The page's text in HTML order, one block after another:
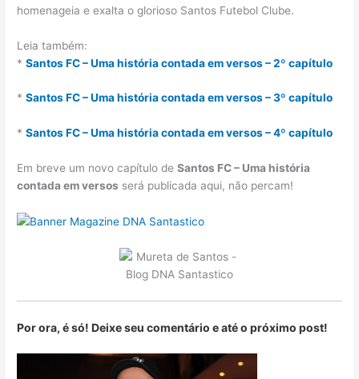
homenageia e exalta o glorioso Santos Futebol Clube.
Leia também:
*Santos FC – Uma história contada em versos – 2º capítulo
*Santos FC – Uma história contada em versos – 3º capítulo
*Santos FC – Uma história contada em versos – 4º capítulo
Em breve um novo capítulo deSantos FC – Uma história
contada em versos será publicada aqui, não percam!
Por ora, é só! Deixe seu comentário e até o próximo post!